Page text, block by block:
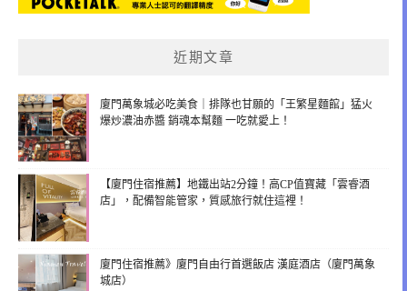
近期文章
廈門萬象城必吃美食｜排隊也甘願的「王繁星麵館」猛火
爆炒濃油赤醬 銷魂本幫麵 一吃就愛上！
【廈門住宿推薦】地鐵出站2分鐘！高CP值寶藏「雲睿酒
店」，配備智能管家，質感旅行就住這裡！
廈門住宿推薦》廈門自由行首選飯店 漢庭酒店（廈門萬象
城店）